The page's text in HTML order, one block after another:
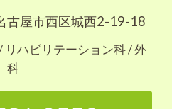
古屋市西区城西2-19-18
リハビリテーション科 / 外
科